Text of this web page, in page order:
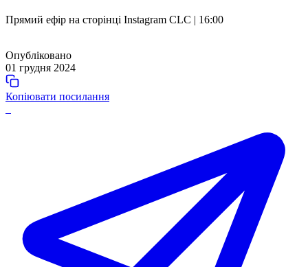
Прямий ефір на сторінці Instagram CLC | 16:00
Опубліковано
01 грудня 2024
Копіювати посилання